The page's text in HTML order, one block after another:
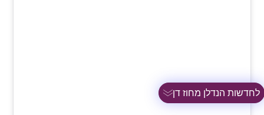
לחדשות הנדלן מחוז דן